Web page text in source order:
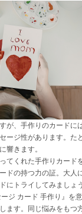
が、手作りのカードに
ージ性があります。た
響きます。
てくれた手作りカード
ドの持つ力の証。大人
にトライしてみましょう
ジ カード 手作り』を
ます。同じ悩みをもつ